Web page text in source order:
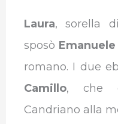
Laura, sorella
sposò
romano. I due
Camillo, che
Candriano alla